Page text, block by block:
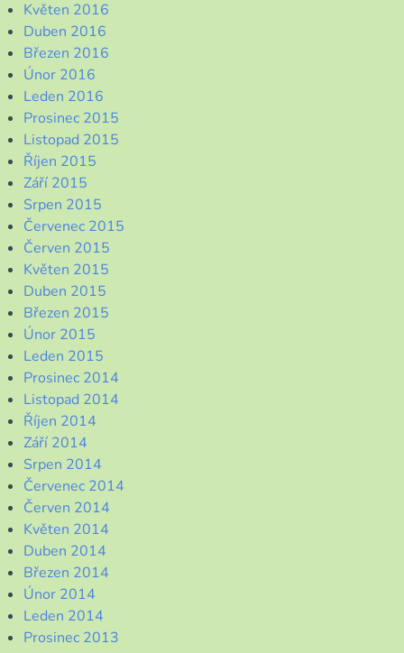
Květen 2016
Duben 2016
Březen 2016
Únor 2016
Leden 2016
Prosinec 2015
Listopad 2015
Říjen 2015
Září 2015
Srpen 2015
Červenec 2015
Červen 2015
Květen 2015
Duben 2015
Březen 2015
Únor 2015
Leden 2015
Prosinec 2014
Listopad 2014
Říjen 2014
Září 2014
Srpen 2014
Červenec 2014
Červen 2014
Květen 2014
Duben 2014
Březen 2014
Únor 2014
Leden 2014
Prosinec 2013